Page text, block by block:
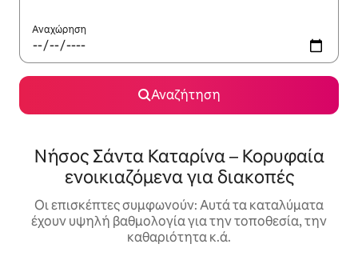
Αναχώρηση
Αναζήτηση
Νήσος Σάντα Καταρίνα – Κορυφαία
ενοικιαζόμενα για διακοπές
Οι επισκέπτες συμφωνούν: Αυτά τα καταλύματα
έχουν υψηλή βαθμολογία για την τοποθεσία, την
καθαριότητα κ.ά.